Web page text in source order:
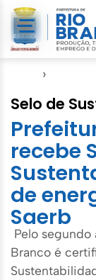
›
Selo de
recebe
de
Saerb
Pelo
Branco é